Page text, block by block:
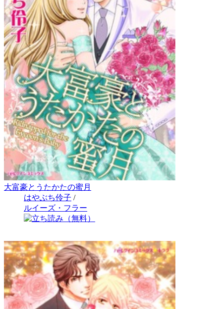
大富豪とうたかたの蜜月
はやぶち伶子 /
ルイーズ・フラー